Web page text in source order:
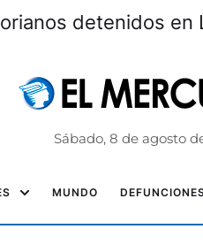
detenidos en
Sábado, 8 de agosto
MUNDO